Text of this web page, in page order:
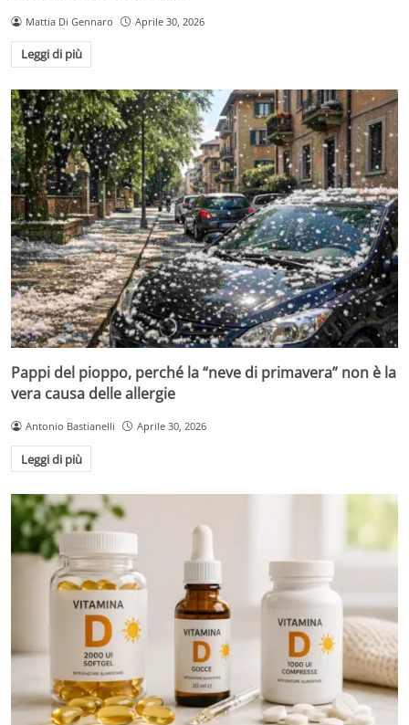
Mattia Di Gennaro Aprile 30, 2026
Leggi di più
Pappi del pioppo, perché la “neve di primavera” non è la
vera causa delle allergie
Antonio Bastianelli Aprile 30, 2026
Leggi di più